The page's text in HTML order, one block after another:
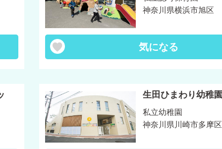
神奈川県横浜市旭区
気になる
生田ひまわり幼稚
私立幼稚園
神奈川県川崎市多摩区